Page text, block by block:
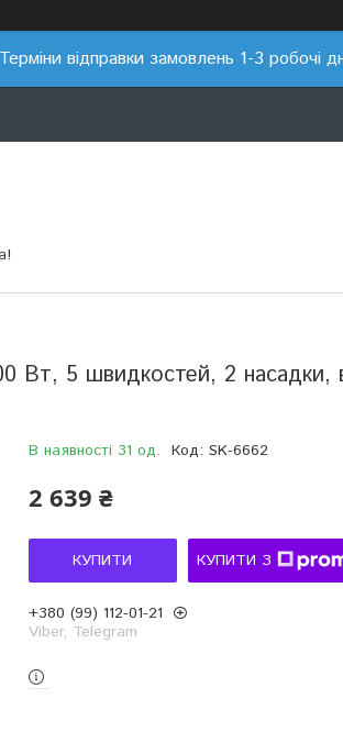
Терміни відправки замовлень 1-3 робочі
Вт, 5 швидкостей, 2 насадки,
В наявності 31 од. Код: SK-6662
2 639 ₴
КУПИТИ КУПИТИ З
+380 (99) 112-01-21
Viber, Telegram